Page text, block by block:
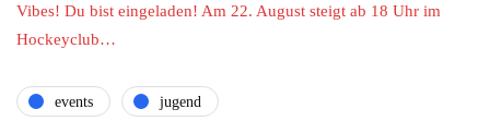
Vibes! Du bist eingeladen! Am 22. August steigt ab 18 Uhr im
Hockeyclub…
events jugend